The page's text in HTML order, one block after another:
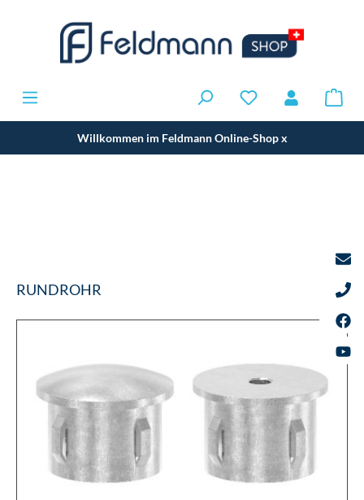
Willkommen im Feldmann Online-Shopx
RUNDROHR